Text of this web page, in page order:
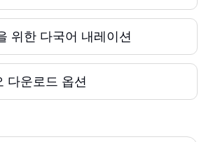
위한 다국어 내레이션
다운로드 옵션